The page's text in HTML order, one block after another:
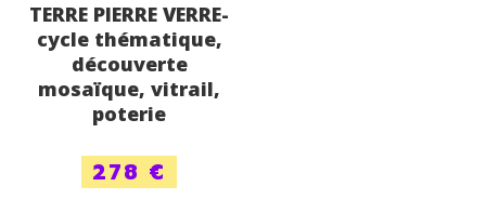
TERRE PIERRE VERRE-
cycle thématique,
découverte
mosaïque, vitrail,
poterie
278 €